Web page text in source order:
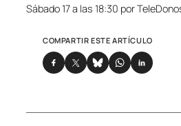
Sábado 17 a las 18:30 por
COMPARTIR ESTE ARTÍCULO